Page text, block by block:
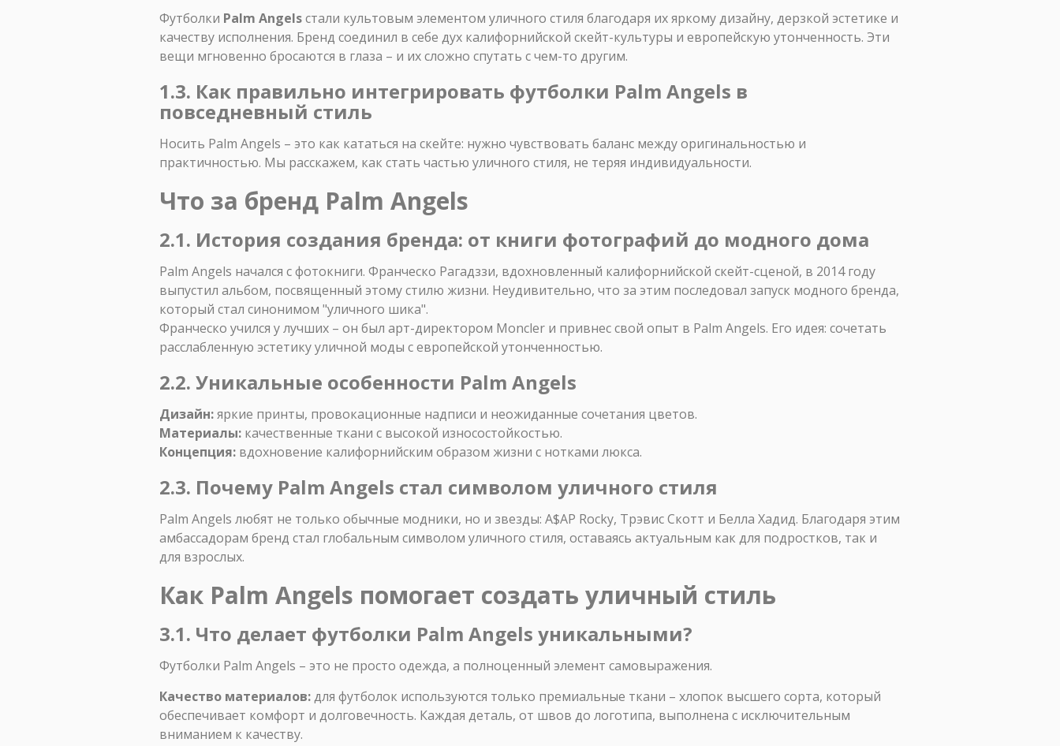
Футболки Palm Angelsстали культовым элементом уличного стиля благодаря их яркому дизайну, дерзкой эстетике и
качеству исполнения. Бренд соединил в себе дух калифорнийской скейт-культуры и европейскую утонченность. Эти
вещи мгновенно бросаются в глаза – и их сложно спутать с чем-то другим.
1.3. Как правильно интегрировать футболки Palm Angels в
повседневный стиль
Носить Palm Angels – это как кататься на скейте: нужно чувствовать баланс между оригинальностью и
практичностью. Мы расскажем, как стать частью уличного стиля, не теряя индивидуальности.
Что за бренд Palm Angels
2.1. История создания бренда: от книги фотографий до модного дома
Palm Angels начался с фотокниги. Франческо Рагадззи, вдохновленный калифорнийской скейт-сценой, в 2014 году
выпустил альбом, посвященный этому стилю жизни. Неудивительно, что за этим последовал запуск модного бренда,
который стал синонимом "уличного шика".
Франческо учился у лучших – он был арт-директором Moncler и привнес свой опыт в Palm Angels. Его идея: сочетать
расслабленную эстетику уличной моды с европейской утонченностью.
2.2. Уникальные особенности Palm Angels
Дизайн:яркие принты, провокационные надписи и неожиданные сочетания цветов.
Материалы: качественные ткани с высокой износостойкостью.
Концепция: вдохновение калифорнийским образом жизни с нотками люкса.
2.3. Почему Palm Angels стал символом уличного стиля
Palm Angels любят не только обычные модники, но и звезды: A$AP Rocky, Трэвис Скотт и Белла Хадид. Благодаря этим
амбассадорам бренд стал глобальным символом уличного стиля, оставаясь актуальным как для подростков, так и
для взрослых.
Как Palm Angels помогает создать уличный стиль
3.1. Что делает футболки Palm Angels уникальными?
Футболки Palm Angels – это не просто одежда, а полноценный элемент самовыражения.
Качество материалов:для футболок используются только премиальные ткани – хлопок высшего сорта, который
обеспечивает комфорт и долговечность. Каждая деталь, от швов до логотипа, выполнена с исключительным
вниманием к качеству.